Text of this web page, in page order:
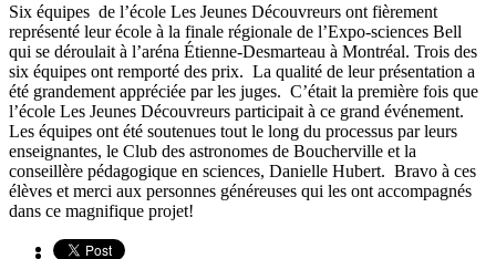
Six équipes de l’école Les Jeunes Découvreurs ont fièrement
représenté leur école à la finale régionale de l’Expo-sciences Bell
qui se déroulait à l’aréna Étienne-Desmarteau à Montréal. Trois des
six équipes ont remporté des prix. La qualité de leur présentation a
été grandement appréciée par les juges. C’était la première fois que
l’école Les Jeunes Découvreurs participait à ce grand événement.
Les équipes ont été soutenues tout le long du processus par leurs
enseignantes, le Club des astronomes de Boucherville et la
conseillère pédagogique en sciences, Danielle Hubert. Bravo à ces
élèves et merci aux personnes généreuses qui les ont accompagnés
dans ce magnifique projet!